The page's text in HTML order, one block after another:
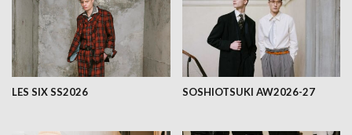
LES SIX SS2026 SOSHIOTSUKI AW2026-27